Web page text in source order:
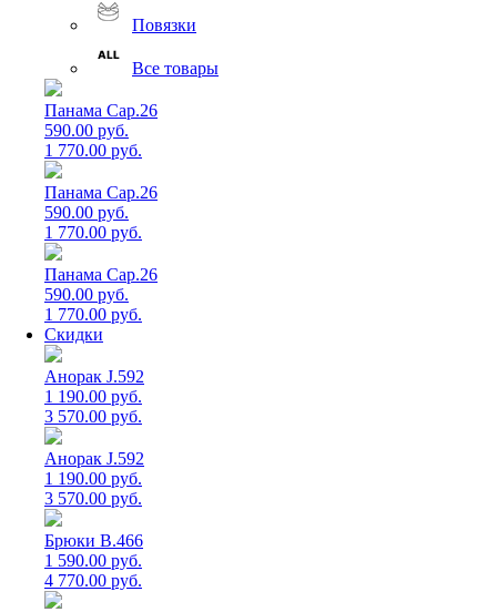
Повязки
Все товары
Панама Cap.26
590.00 руб.
1 770.00 руб.
Панама Cap.26
590.00 руб.
1 770.00 руб.
Панама Cap.26
590.00 руб.
1 770.00 руб.
Скидки
Анорак J.592
1 190.00 руб.
3 570.00 руб.
Анорак J.592
1 190.00 руб.
3 570.00 руб.
Брюки B.466
1 590.00 руб.
4 770.00 руб.